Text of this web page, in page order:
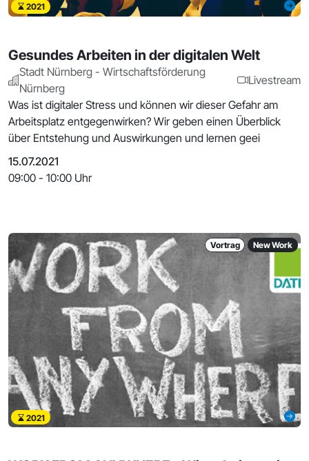
2021
Gesundes Arbeiten in der digitalen Welt
Stadt Nürnberg - Wirtschaftsförderung
Nürnberg
Livestream
Was ist digitaler Stress und können wir dieser Gefahr am
Arbeitsplatz entgegenwirken? Wir geben einen Überblick
über Entstehung und Auswirkungen und lernen geei
15.07.2021
09:00 - 10:00 Uhr
Vortrag New Work
2021